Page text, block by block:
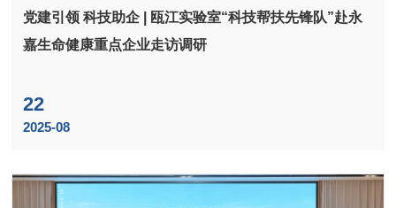
党建引领 科技助企 | 瓯江实验室“科技帮扶先锋队”赴永
嘉生命健康重点企业走访调研
22
2025-08